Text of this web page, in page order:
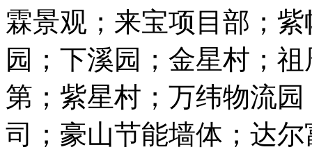
霖景观；来宝项目部；
园；下溪园；金星村；
第；紫星村；万纬物流
司；豪山节能墙体；达